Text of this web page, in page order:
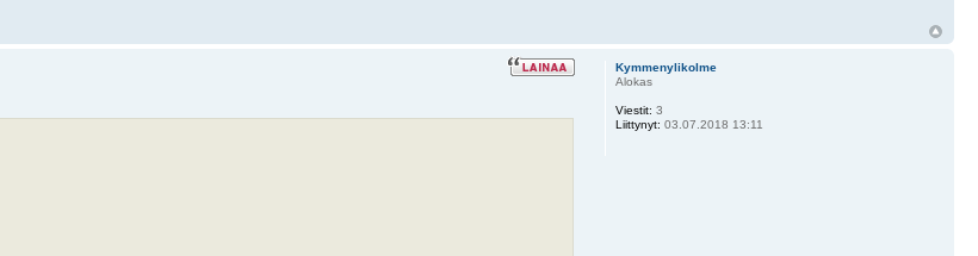
Kymmenylikolme
Alokas
Viestit: 3
Liittynyt: 03.07.2018 13:11